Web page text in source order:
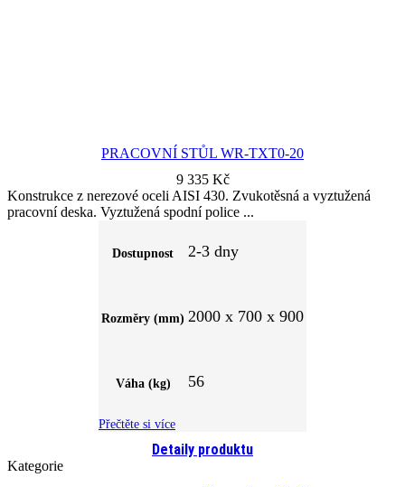
PRACOVNÍ STŮL WR-TXT0-20
9 335 Kč
Detaily produktu
Konstrukce z nerezové oceli AISI 430. Zvukotěsná a vyztužená
pracovní deska. Vyztužená spodní police
Dostupnost 2-3 dny
Rozměry (mm) 2000 x 700 x 900
Váha (kg) 56
Přečtěte si více
Kategorie